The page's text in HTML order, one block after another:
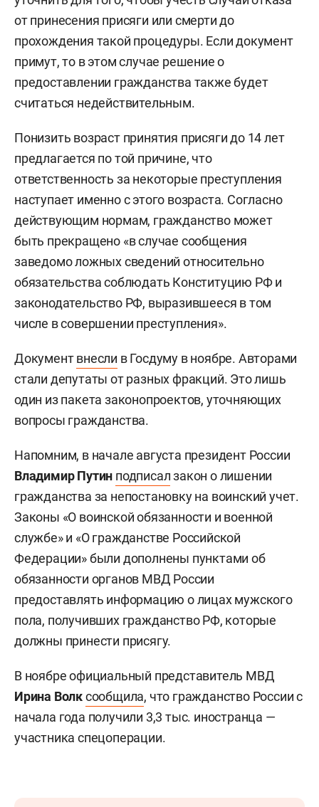
от принесения присяги или смерти до
прохождения такой процедуры. Если документ
примут, то в этом случае решение о
предоставлении гражданства также будет
считаться недействительным.
Понизить возраст принятия присяги до 14 лет
предлагается по той причине, что
ответственность за некоторые преступления
наступает именно с этого возраста. Согласно
действующим нормам, гражданство может
быть прекращено «в случае сообщения
заведомо ложных сведений относительно
обязательства соблюдать Конституцию РФ и
законодательство РФ, выразившееся в том
числе в совершении преступления».
Документвнесли в Госдуму в ноябре. Авторами
стали депутаты от разных фракций. Это лишь
один из пакета законопроектов, уточняющих
вопросы гражданства.
Напомним, в начале августа президент России
Владимир Путин подписалзакон о лишении
гражданства за непостановку на воинский учет.
Законы «О воинской обязанности и военной
службе» и «О гражданстве Российской
Федерации» были дополнены пунктами об
обязанности органов МВД России
предоставлять информацию о лицах мужского
пола, получивших гражданство РФ, которые
должны принести присягу.
В ноябре официальный представитель МВД
Ирина Волксообщила, что гражданство России с
начала года получили 3,3 тыс. иностранца —
участника спецоперации.